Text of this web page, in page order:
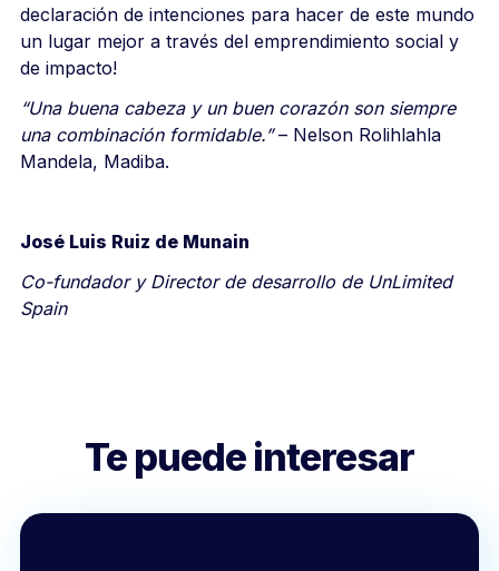
declaración de intenciones para hacer de este mundo
un lugar mejor a través del emprendimiento social y
de impacto!
“Una buena cabeza y un buen corazón son siempre
una combinación formidable.”– Nelson Rolihlahla
Mandela, Madiba.
José Luis Ruiz de Munain
Co-fundador y Director de desarrollo de UnLimited
Spain
Te puede interesar